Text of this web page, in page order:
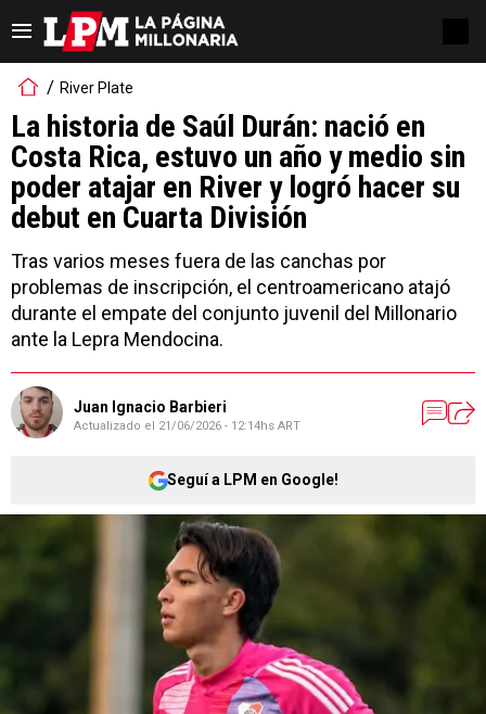
River Plate
La historia de Saúl Durán: nació en
Costa Rica, estuvo un año y medio sin
poder atajar en River y logró hacer su
debut en Cuarta División
Tras varios meses fuera de las canchas por
problemas de inscripción, el centroamericano atajó
durante el empate del conjunto juvenil del Millonario
ante la Lepra Mendocina.
Juan Ignacio Barbieri
Actualizado el 21/06/2026 - 12:14hs ART
Seguí a LPM en Google!